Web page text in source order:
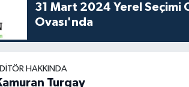
31 Mart 2024 Yerel Seçimi
Ovası'nda
HAKKINDA
Turgay